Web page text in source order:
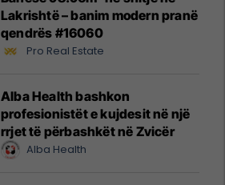
Lakrishtë – banim modern pranë
qendrës #16060
Pro Real Estate
Alba Health bashkon
profesionistët e kujdesit në një
rrjet të përbashkët në Zvicër
Alba Health